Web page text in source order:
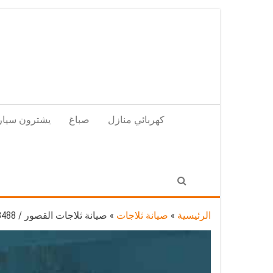
يشترون صباغ كهربائي منازل
الرئيسية » صيانة ثلاجات » صيانة ثلاجات القصور / 98548488 / فني ثلاجات فريزات برادات القصور